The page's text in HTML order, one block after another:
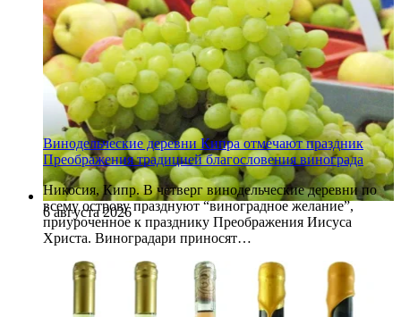
6 августа 2026
Винодельческие деревни Кипра отмечают праздник
Преображения традицией благословения винограда
Никосия, Кипр. В четверг винодельческие деревни по
всему острову празднуют “виноградное желание”,
приуроченное к празднику Преображения Иисуса
Христа. Виноградари приносят…